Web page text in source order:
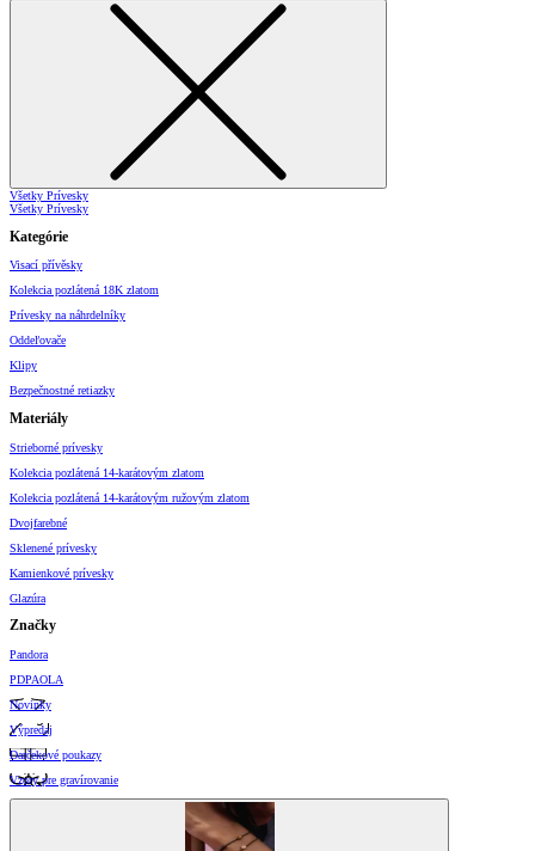
Všetky Prívesky
Všetky Prívesky
Kategórie
Visací přívěsky
Kolekcia pozlátená 18K zlatom
Prívesky na náhrdelníky
Oddeľovače
Klipy
Bezpečnostné retiazky
Materiály
Strieborné prívesky
Kolekcia pozlátená 14-karátovým zlatom
Kolekcia pozlátená 14-karátovým ružovým zlatom
Dvojfarebné
Sklenené prívesky
Kamienkové prívesky
Glazúra
Značky
Pandora
PDPAOLA
Novinky
Výpredaj
Darčekové poukazy
Vzory pre gravírovanie